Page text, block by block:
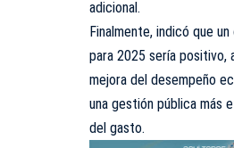
adicional.
Finalmente, indicó que
para 2025 sería positivo,
mejora del desempeño
una gestión pública más
del gasto.